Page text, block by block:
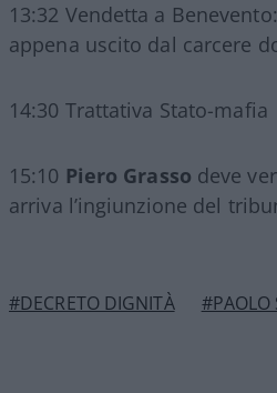
13:32 Vendetta a
appena uscito dal carcere
14:30 Trattativa Stato-mafia
15:10 Piero Grasso deve
arriva l’ingiunzione del
#DECRETO DIGNITÀ #PAOLO